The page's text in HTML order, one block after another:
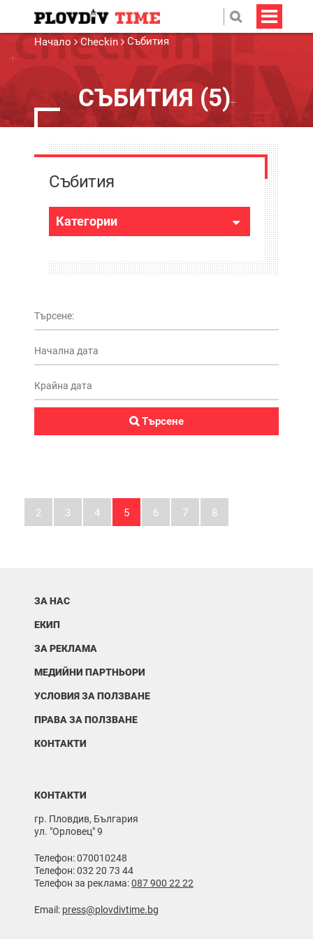
Начало Checkin Събития
СЪБИТИЯ (5)
Събития
Категории
2 3 4 5 6 7 8
ЗА НАС
ЕКИП
ЗА РЕКЛАМА
МЕДИЙНИ ПАРТНЬОРИ
УСЛОВИЯ ЗА ПОЛЗВАНЕ
ПРАВА ЗА ПОЛЗВАНЕ
КОНТАКТИ
КОНТАКТИ
гр. Пловдив, България
ул. "Орловец" 9
Телефон: 070010248
Телефон: 032 20 73 44
Телефон за реклама:087 900 22 22
Email: press@plovdivtime.bg